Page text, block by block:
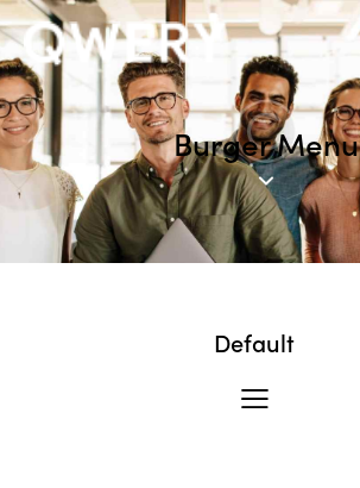
Burger Menu
Default